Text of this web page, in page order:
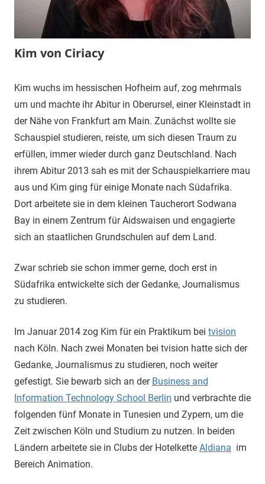
Kim von Ciriacy
30.
November
2016
terminal-
y
Redaktion
Kim wuchs im hessischen Hofheim auf, zog mehrmals
um und machte ihr Abitur in Oberursel, einer Kleinstadt in
der Nähe von Frankfurt am Main. Zunächst wollte sie
Schauspiel studieren, reiste, um sich diesen Traum zu
erfüllen, immer wieder durch ganz Deutschland. Nach
ihrem Abitur 2013 sah es mit der Schauspielkarriere mau
aus und Kim ging für einige Monate nach Südafrika.
Dort arbeitete sie in dem kleinen Taucherort Sodwana
Bay in einem Zentrum für Aidswaisen und engagierte
sich an staatlichen Grundschulen auf dem Land.
Zwar schrieb sie schon immer gerne, doch erst in
Südafrika entwickelte sich der Gedanke, Journalismus
zu studieren.
Im Januar 2014 zog Kim für ein Praktikum bei tvision
nach Köln. Nach zwei Monaten bei tvision hatte sich der
Gedanke, Journalismus zu studieren, noch weiter
gefestigt. Sie bewarb sich an der Business and
Information Technology School Berlin und verbrachte die
folgenden fünf Monate in Tunesien und Zypern, um die
Zeit zwischen Köln und Studium zu nutzen. In beiden
Ländern arbeitete sie in Clubs der Hotelkette Aldiana im
Bereich Animation.